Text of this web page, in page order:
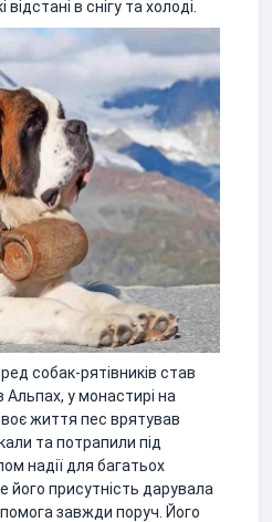
в снігу та холоді.
собак-рятівників став
Альпах, у монастирі на
життя пес врятував
та потрапили під
надії для багатьох
його присутність дарувала
завжди поруч. Його